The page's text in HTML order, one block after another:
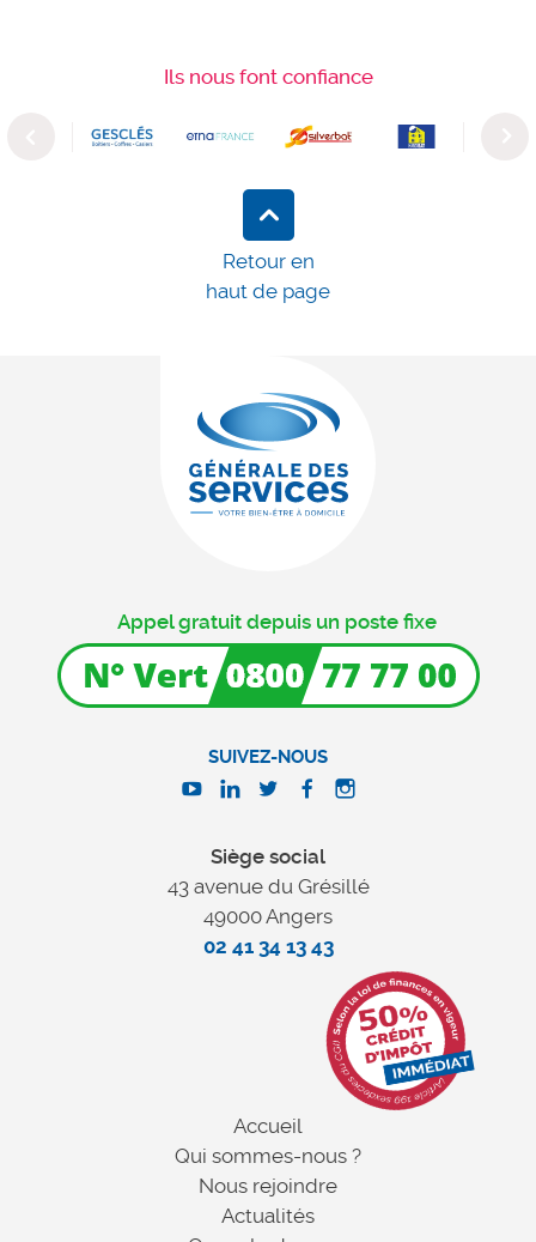
Ils nous font confiance
Previous Next
Siège social
43 avenue du Grésillé
49000 Angers
02 41 34 13 43
SUIVEZ-NOUS
Accueil
Qui sommes-nous ?
Nous rejoindre
Actualités
Appel gratuit depuis un poste fixe
Retour en
haut de page